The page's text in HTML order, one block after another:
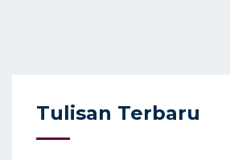
Tulisan Terbaru